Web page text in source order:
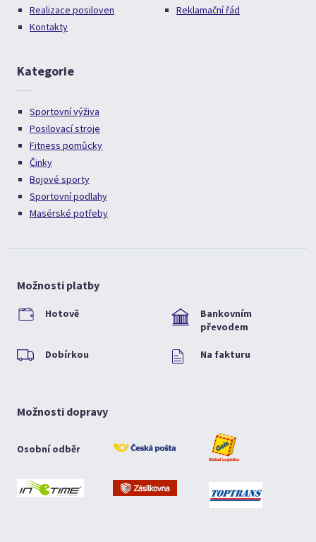
Realizace posiloven
Kontakty
Reklamační řád
Kategorie
Sportovní výživa
Posilovací stroje
Fitness pomůcky
Činky
Bojové sporty
Sportovní podlahy
Masérské potřeby
Možnosti platby
Hotově
Bankovním
převodem
Dobírkou Na fakturu
Možnosti dopravy
Osobní odběr